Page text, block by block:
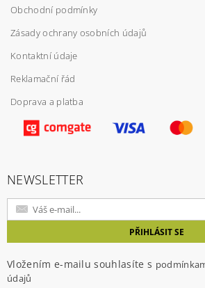
Vložením hodnocení souhlasíte s
ochrany osobních údajů
Obchodní podmínky
Zásady ochrany osobních údajů
Kontaktní údaje
Reklamační řád
Doprava a platba
NEWSLETTER
Vložením e-mailu souhlasíte s
údajů